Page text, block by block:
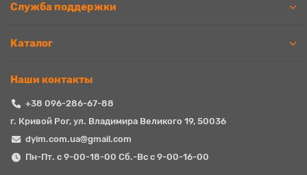
Служба поддержки
Каталог
Наши контакты
+38 096-286-67-88
г. Кривой Рог, ул. Владимира Великого 19, 50036
dyim.com.ua@gmail.com
Пн-Пт. с 9-00-18-00 Сб.-Вс с 9-00-16-00